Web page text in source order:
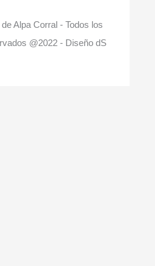
Alpa Corral - Todos los
@2022 - Diseño dS